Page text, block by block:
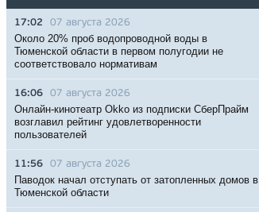
17:02 07 августа 2026
Около 20% проб водопроводной воды в
Тюменской области в первом полугодии не
соответствовало нормативам
16:06 07 августа 2026
Онлайн-кинотеатр Okko из подписки СберПрайм
возглавил рейтинг удовлетворенности
пользователей
11:56 07 августа 2026
Паводок начал отступать от затопленных домов в
Тюменской области